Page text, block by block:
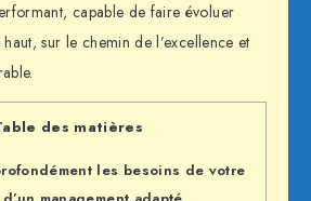
capable de faire évoluer
sur le chemin de l’excellence et
des matières
les besoins de votre